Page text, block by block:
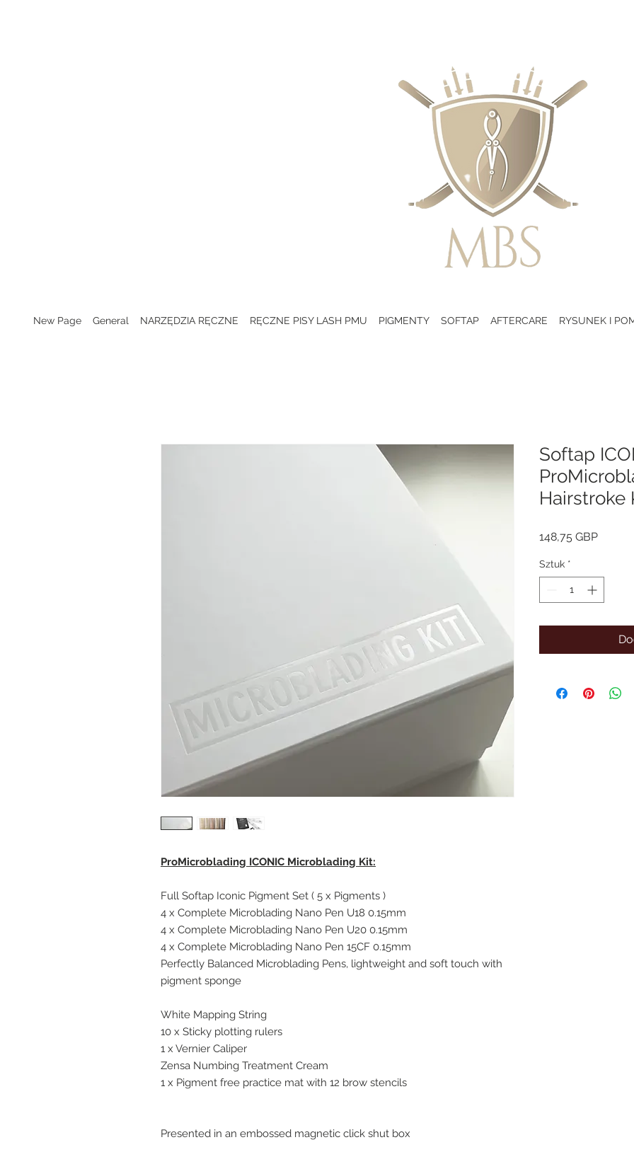
New Page General NARZĘDZIA RĘCZNE RĘCZNE PISY LASH PMU PIGMENTY SOFTAP AFTERCARE RYSUNEK I
ProMicroblading ICONIC Microblading Kit:
Full Softap Iconic Pigment Set ( 5 x Pigments )
4 x Complete Microblading Nano Pen U18 0.15mm
4 x Complete Microblading Nano Pen U20 0.15mm
4 x Complete Microblading Nano Pen 15CF 0.15mm
Perfectly Balanced Microblading Pens, lightweight and soft touch with
pigment sponge
White Mapping String
10 x Sticky plotting rulers
1 x Vernier Caliper
Zensa Numbing Treatment Cream
1 x Pigment free practice mat with 12 brow stencils
Presented in an embossed magnetic click shut box
Softap
Hairstroke
148,75 GBPCena
Sztuk *